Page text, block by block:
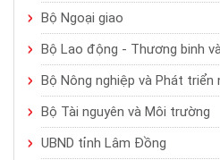
Bộ Ngoại giao
Bộ Lao động - Thương binh
Bộ Nông nghiệp và Phát triển
Bộ Tài nguyên và Môi trường
UBND tỉnh Lâm Đồng